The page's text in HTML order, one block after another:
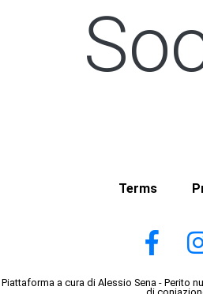
Terms
Piattaforma a cura di Alessio Sena - Perito